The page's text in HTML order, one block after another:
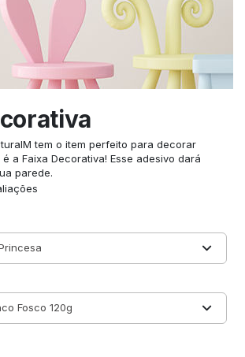
tem o item perfeito para decorar
a Faixa Decorativa! Esse adesivo dará
parede.